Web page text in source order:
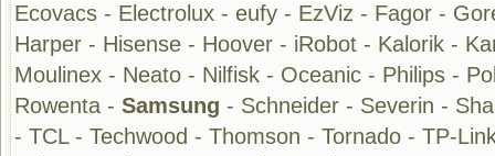
Ecovacs - Electrolux - eufy - EzViz - Fagor -
Harper - Hisense - Hoover - iRobot - Kalorik -
Moulinex - Neato - Nilfisk - Oceanic - Philips -
Rowenta - Samsung - Schneider - Severin -
- TCL- Techwood - Thomson - Tornado - TP-